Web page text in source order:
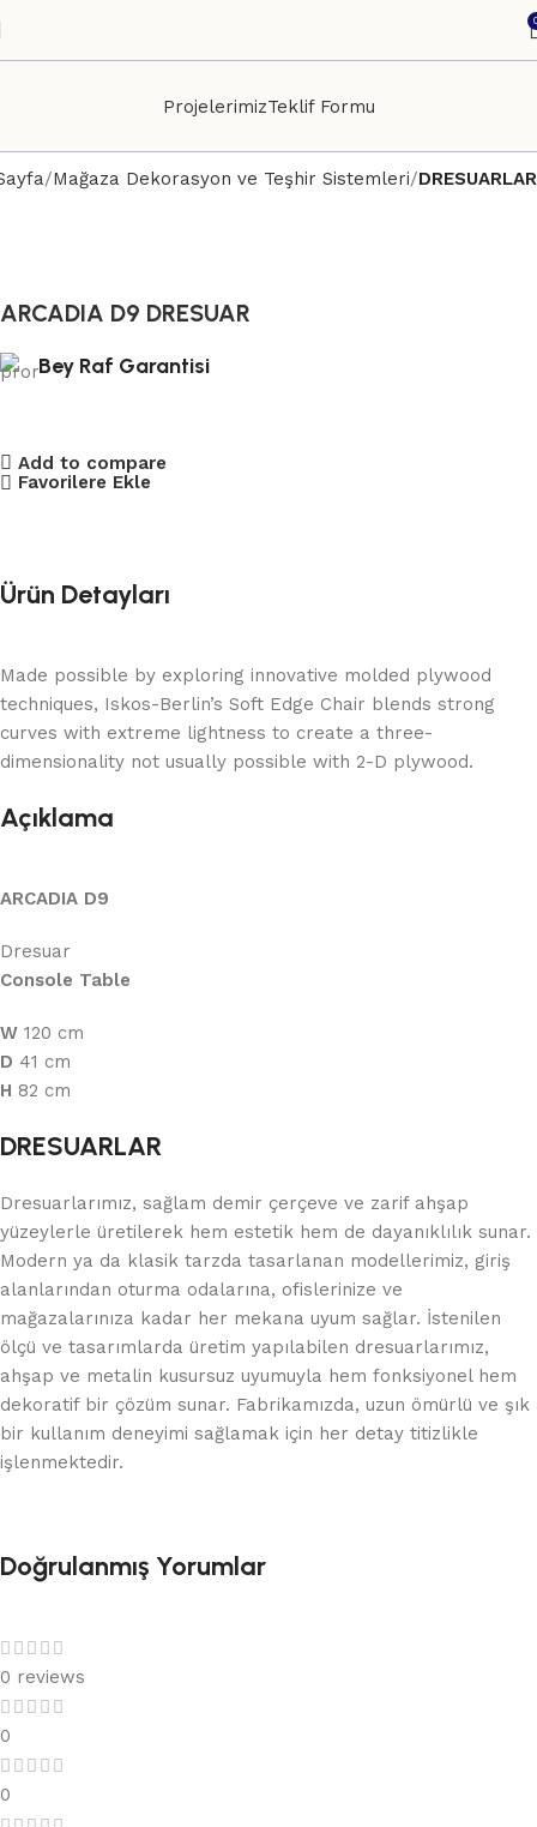
ProjelerimizTeklif Formu
Mağaza Dekorasyon ve Teşhir Sistemleri DRESUARLAR
ARCADIA D9 DRESUAR
Bey Raf Garantisi
Add to compare
Favorilere Ekle
Ürün Detayları
Made possible by exploring innovative molded plywood
techniques, Iskos-Berlin’s Soft Edge Chair blends strong
curves with extreme lightness to create a three-
dimensionality not usually possible with 2-D plywood.
Açıklama
ARCADIA D9
Dresuar
Console Table
W 120 cm
D 41 cm
H 82 cm
DRESUARLAR
Dresuarlarımız, sağlam demir çerçeve ve zarif ahşap
yüzeylerle üretilerek hem estetik hem de dayanıklılık sunar.
Modern ya da klasik tarzda tasarlanan modellerimiz, giriş
alanlarından oturma odalarına, ofislerinize ve
mağazalarınıza kadar her mekana uyum sağlar. İstenilen
ölçü ve tasarımlarda üretim yapılabilen dresuarlarımız,
ahşap ve metalin kusursuz uyumuyla hem fonksiyonel hem
dekoratif bir çözüm sunar. Fabrikamızda, uzun ömürlü ve şık
bir kullanım deneyimi sağlamak için her detay titizlikle
işlenmektedir.
Doğrulanmış Yorumlar
0 reviews
0
0